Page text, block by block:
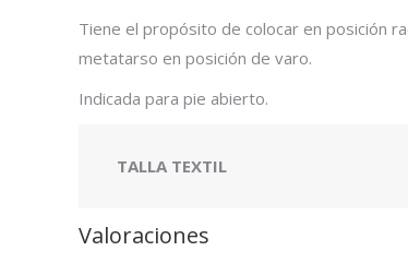
Tiene el propósito de colocar en posición
metatarso en posición de varo.
Indicada para pie abierto.
TALLA TEXTIL
Valoraciones